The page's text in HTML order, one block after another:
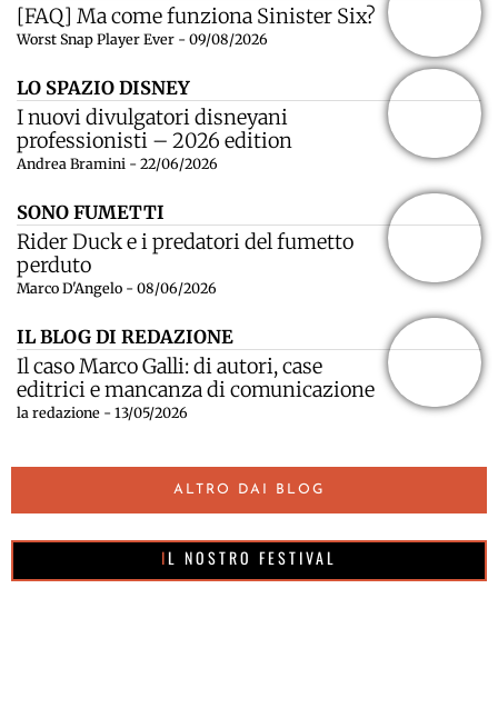
[FAQ] Ma come funziona Sinister Six?
Worst Snap Player Ever - 09/08/2026
LO SPAZIO DISNEY
I nuovi divulgatori disneyani
professionisti – 2026 edition
Andrea Bramini - 22/06/2026
SONO FUMETTI
Rider Duck e i predatori del fumetto
perduto
Marco D'Angelo - 08/06/2026
IL BLOG DI REDAZIONE
Il caso Marco Galli: di autori, case
editrici e mancanza di comunicazione
la redazione - 13/05/2026
ALTRO DAI BLOG
IL NOSTRO FESTIVAL